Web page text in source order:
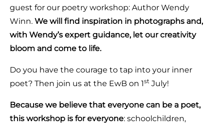
guest for our poetry workshop: Author Wendy
Winn. We will find inspiration in photographs and,
with Wendy’s expert guidance, let our creativity
bloom and come to life.
Do you have the courage to tap into your inner
poet? Then join us at the EwB on 1st July!
Because we believe that everyone can be a poet,
this workshop is for everyone: schoolchildren,